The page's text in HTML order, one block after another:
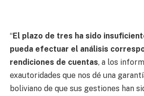
“El plazo de tres ha sido
pueda efectuar el análisis
rendiciones de cuentas, a los
exautoridades que nos dé una
boliviano de que sus gestiones han